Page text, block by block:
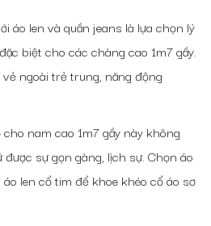
áo len và quần jeans là lựa chọn lý
biệt cho các chàng cao 1m7 gầy.
ngoài trẻ trung, năng động
nam cao 1m7 gầy này không
sự gọn gàng, lịch sự. Chọn áo
len cổ tim để khoe khéo cổ áo sơ